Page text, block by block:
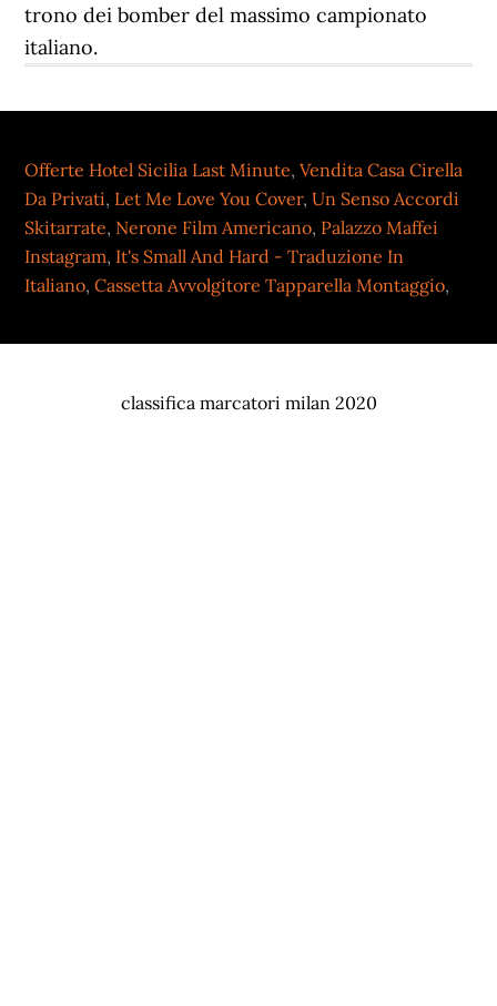
trono dei bomber del massimo campionato
italiano.
Offerte Hotel Sicilia Last Minute,Vendita Casa Cirella
Da Privati, Let Me Love You Cover,Un Senso Accordi
Skitarrate, Nerone Film Americano, Palazzo Maffei
Instagram, It's Small And Hard - Traduzione In
Italiano,Cassetta Avvolgitore Tapparella Montaggio,
classifica marcatori milan 2020